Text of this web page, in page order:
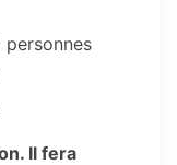
personnes
Il fera